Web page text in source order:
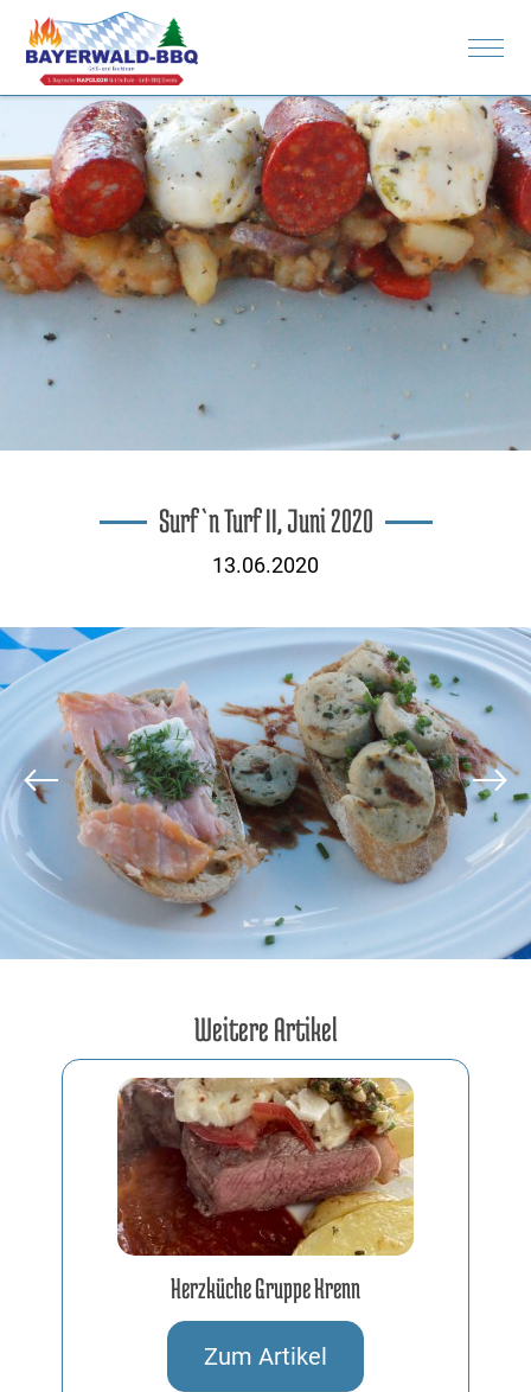
Rezepte
Spenden
Bilder
Surf`n Turf II, Juni 2020
13.06.2020
Weitere Artikel
Herzküche Gruppe Krenn
Zum Artikel